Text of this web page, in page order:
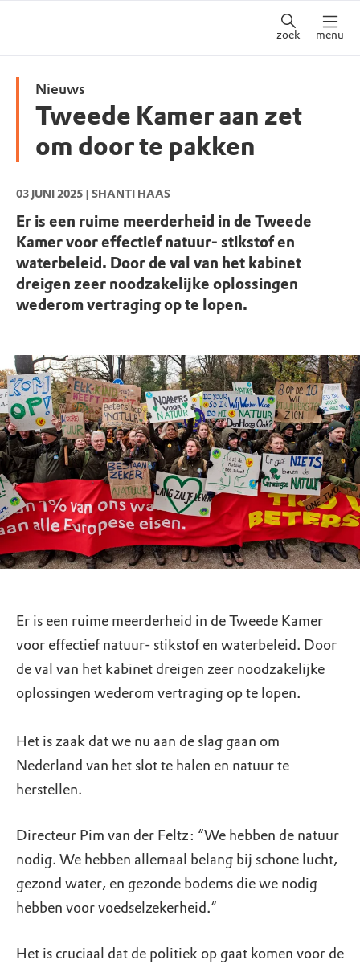
zoek menu
Nieuws
Tweede Kamer aan zet
om door te pakken
03 JUNI 2025 | SHANTI HAAS
Er is een ruime meerderheid in de Tweede
Kamer voor effectief natuur- stikstof en
waterbeleid. Door de val van het kabinet
dreigen zeer noodzakelijke oplossingen
wederom vertraging op te lopen.
Er is een ruime meerderheid in de Tweede Kamer
voor effectief natuur- stikstof en waterbeleid. Door
de val van het kabinet dreigen zeer noodzakelijke
oplossingen wederom vertraging op te lopen.
Het is zaak dat we nu aan de slag gaan om
Nederland van het slot te halen en natuur te
herstellen.
Directeur Pim van der Feltz: “We hebben de natuur
nodig. We hebben allemaal belang bij schone lucht,
gezond water, en gezonde bodems die we nodig
hebben voor voedselzekerheid.“
Het is cruciaal dat de politiek op gaat komen voor de